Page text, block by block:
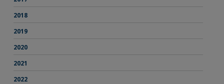
2018
2019
2020
2021
2022